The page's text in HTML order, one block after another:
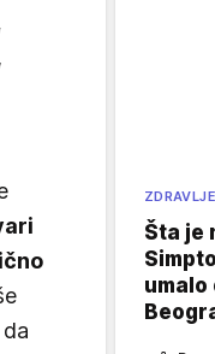
ZDRAVLJE
Šta je
umalo